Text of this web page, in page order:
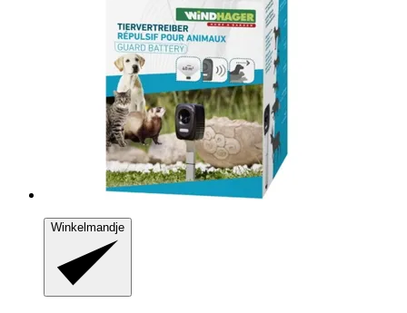
Winkelmandje